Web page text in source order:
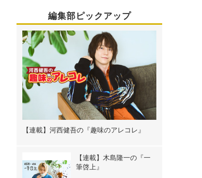
編集部ピックアップ
【連載】河西健吾の『趣味のアレコレ』
【連載】木島隆一の『一
筆啓上』